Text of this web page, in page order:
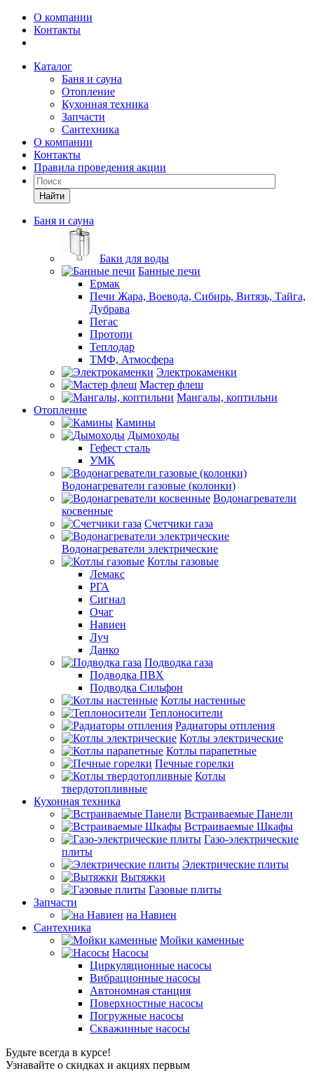
О компании
Контакты
Каталог
Баня и сауна
Отопление
Кухонная техника
Запчасти
Сантехника
О компании
Контакты
Правила проведения акции
Найти
Баня и сауна
Баки для воды
Банные печи
Ермак
Печи Жара, Воевода, Сибирь, Витязь, Тайга,
Дубрава
Пегас
Протопи
Теплодар
ТМФ, Атмосфера
Электрокаменки
Мастер флеш
Мангалы, коптильни
Отопление
Камины
Дымоходы
Гефест сталь
УМК
Водонагреватели газовые (колонки)
Водонагреватели
косвенные
Счетчики газа
Водонагреватели электрические
Котлы газовые
Лемакс
РГА
Сигнал
Очаг
Навиен
Луч
Данко
Подводка газа
Подводка ПВХ
Подводка Сильфон
Котлы настенные
Теплоносители
Радиаторы отпления
Котлы электрические
Котлы парапетные
Печные горелки
Котлы
твердотопливные
Кухонная техника
Встраиваемые Панели
Встраиваемые Шкафы
Газо-электрические
плиты
Электрические плиты
Вытяжки
Газовые плиты
Запчасти
на Навиен
Сантехника
Мойки каменные
Насосы
Циркуляционные насосы
Вибрационные насосы
Автономная станция
Поверхностные насосы
Погружные насосы
Скважинные насосы
Будьте всегда в курсе!
Узнавайте о скидках и акциях первым